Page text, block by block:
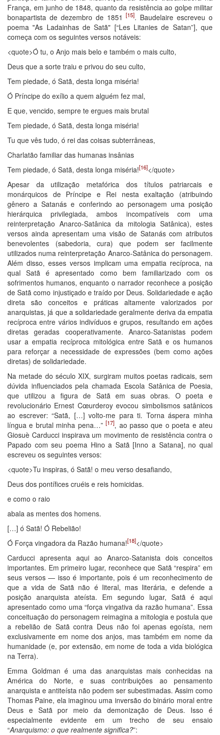
França, em junho de 1848, quanto da resistência ao golpe militar
bonapartista de dezembro de 1851[15]. Baudelaire escreveu o
poema "As Ladainhas de Satã" [“Les Litanies de Satan”], que
começa com os seguintes versos notáveis:
<quote>Ó tu, o Anjo mais belo e também o mais culto,
Deus que a sorte traiu e privou do seu culto,
Tem piedade, ó Satã, desta longa miséria!
Ó Príncipe do exílio a quem alguém fez mal,
E que, vencido, sempre te ergues mais brutal
Tem piedade, ó Satã, desta longa miséria!
Tu que vês tudo, ó rei das coisas subterrâneas,
Charlatão familiar das humanas insânias
Tem piedade, ó Satã, desta longa miséria![16]</quote>
Apesar da utilização metafórica dos títulos patriarcais e
monárquicos de Príncipe e Rei nesta exaltação (atribuindo
gênero a Satanás e conferindo ao personagem uma posição
hierárquica privilegiada, ambos incompatíveis com uma
reinterpretação Anarco-Satânica da mitologia Satânica), estes
versos ainda apresentam uma visão de Satanás com atributos
benevolentes (sabedoria, cura) que podem ser facilmente
utilizados numa reinterpretação Anarco-Satânica do personagem.
Além disso, esses versos implicam uma empatia recíproca, na
qual Satã é apresentado como bem familiarizado com os
sofrimentos humanos, enquanto o narrador reconhece a posição
de Satã como injustiçado e traído por Deus. Solidariedade e ação
direta são conceitos e práticas altamente valorizados por
anarquistas, já que a solidariedade geralmente deriva da empatia
recíproca entre vários indivíduos e grupos, resultando em ações
diretas geradas cooperativamente. Anarco-Satanistas podem
usar a empatia recíproca mitológica entre Satã e os humanos
para reforçar a necessidade de expressões (bem como ações
diretas) de solidariedade.
Na metade do século XIX, surgiram muitos poetas radicais, sem
dúvida influenciados pela chamada Escola Satânica de Poesia,
que utilizou a figura de Satã em suas obras. O poeta e
revolucionário Ernest Cœurderoy evocou simbolismos satânicos
ao escrever: “Satã, […] volto-me para ti. Torna áspera minha
língua e brutal minha pena…”[17], ao passo que o poeta e ateu
Giosuè Carducci inspirava um movimento de resistência contra o
Papado com seu poema Hino a Satã [Inno a Satana], no qual
escreveu os seguintes versos:
<quote>Tu inspiras, ó Satã! o meu verso desafiando,
Deus dos pontífices cruéis e reis homicidas.
e como o raio
abala as mentes dos homens.
[…] ó Satã! Ó Rebelião!
Ó Força vingadora da Razão humana![18]</quote>
Carducci apresenta aqui ao Anarco-Satanista dois conceitos
importantes. Em primeiro lugar, reconhece que Satã “respira” em
seus versos — isso é importante, pois é um reconhecimento de
que a vida de Satã não é literal, mas literária, e defende a
posição anarquista ateísta. Em segundo lugar, Satã é aqui
apresentado como uma “força vingativa da razão humana”. Essa
conceituação do personagem reimagina a mitologia e postula que
a rebelião de Satã contra Deus não foi apenas egoísta, nem
exclusivamente em nome dos anjos, mas também em nome da
humanidade (e, por extensão, em nome de toda a vida biológica
na Terra).
Emma Goldman é uma das anarquistas mais conhecidas na
América do Norte, e suas contribuições ao pensamento
anarquista e antiteísta não podem ser subestimadas. Assim como
Thomas Paine, ela imaginou uma inversão do binário moral entre
Deus e Satã por meio da demonização de Deus. Isso é
especialmente evidente em um trecho de seu ensaio
“Anarquismo: o que realmente significa?”: